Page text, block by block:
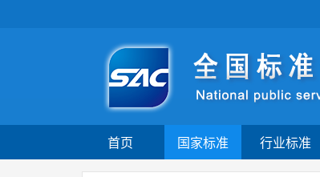
首页 国家标准 行业标准